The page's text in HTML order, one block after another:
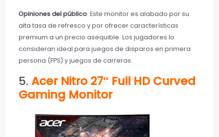
Opiniones del público: Este monitor es alabado por su
alta tasa de refresco y por ofrecer características
premium a un precio asequible. Los jugadores lo
consideran ideal para juegos de disparos en primera
persona (FPS) y juegos de carreras.
5. Acer Nitro 27″ Full HD Curved
Gaming Monitor